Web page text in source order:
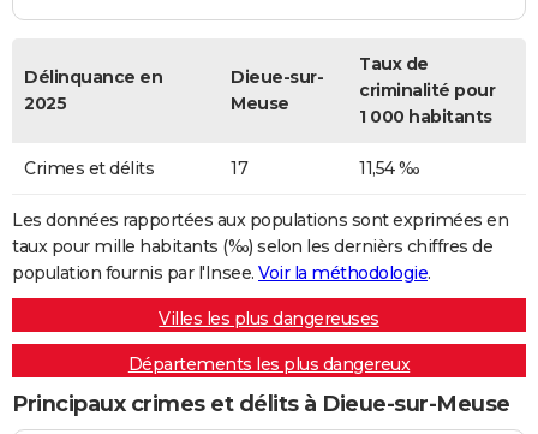
Délinquance en
2025
Dieue-sur-
Meuse
Taux de
criminalité pour
1 000 habitants
Crimes et délits 17 11,54 ‰
Les données rapportées aux populations sont exprimées en
taux pour mille habitants (‰) selon les dernièrs chiffres de
population fournis par l'Insee. Voir la méthodologie.
Villes les plus dangereuses
Départements les plus dangereux
Principaux crimes et délits à Dieue-sur-Meuse